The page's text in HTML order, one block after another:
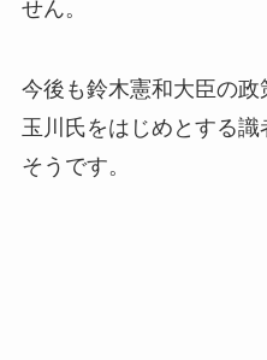
せん。
今後も鈴木憲和大臣の
玉川氏をはじめとする
そうです。